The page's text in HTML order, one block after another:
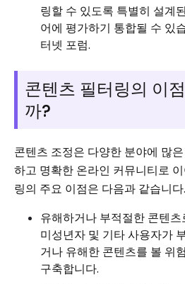
링할 수 있도록 특별히 설계
어에 평가하기 통합될 수 있
터넷 포럼.
콘텐츠 필터링의 이
까?
콘텐츠 조정은 다양한 분야에 많
하고 명확한 온라인 커뮤니티로
링의 주요 이점은 다음과 같습니다.
유해하거나 부적절한 콘텐
미성년자 및 기타 사용자가
거나 유해한 콘텐츠를 볼 위
구축합니다.